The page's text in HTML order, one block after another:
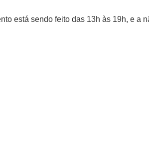
está sendo feito das 13h às 19h, e a